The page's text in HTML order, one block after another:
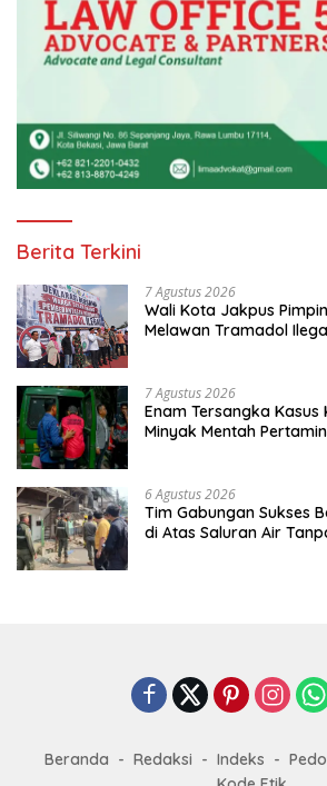
Berita Terkini
7 Agustus 2026
Wali Kota Jakpus
Melawan Tramadol
7 Agustus 2026
Enam Tersangka
Minyak Mentah
6 Agustus 2026
Tim Gabungan Sukses
di Atas Saluran Air
Beranda Redaksi Indeks